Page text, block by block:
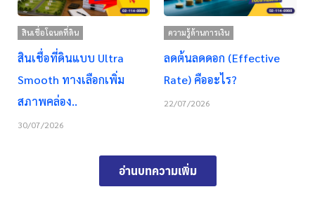
สินเชื่อโฉนดที่ดิน
สินเชื่อที่ดินแบบ Ultra
Smooth ทางเลือกเพิ่ม
สภาพคล่อง..
30/07/2026
ความรู้ด้านการเงิน
ลดต้นลดดอก (Effective
Rate) คืออะไร?
22/07/2026
อ่านบทความเพิ่ม